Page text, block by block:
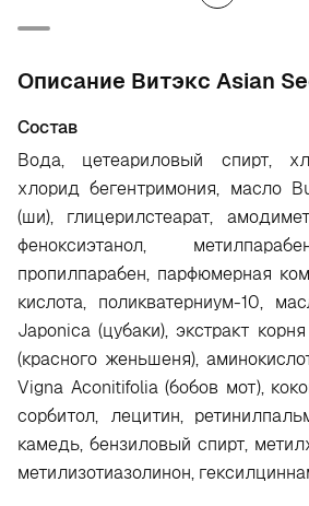
Oписание Витэкс Asian
Состав
Вода, цетеариловый спирт,
хлорид бегентримония, масло
(ши), глицерилстеарат,
феноксиэтанол,
пропилпарабен, парфюмерная
кислота, поликватерниум-10,
Japonica (цубаки), экстракт
(красного женьшеня),
Vigna Aconitifolia (бобов мот),
сорбитол, лецитин,
камедь, бензиловый спирт,
метилизотиазолинон,